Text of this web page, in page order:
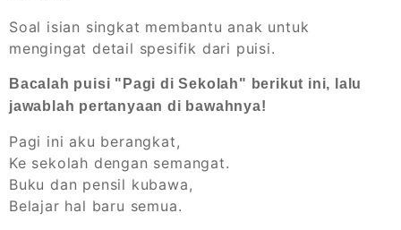
Soal isian singkat membantu anak untuk
mengingat detail spesifik dari puisi.
Bacalah puisi "Pagi di Sekolah" berikut ini, lalu
jawablah pertanyaan di bawahnya!
Pagi ini aku berangkat,
Ke sekolah dengan semangat.
Buku dan pensil kubawa,
Belajar hal baru semua.